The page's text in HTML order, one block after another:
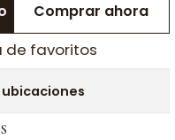
Comprar ahora
de favoritos